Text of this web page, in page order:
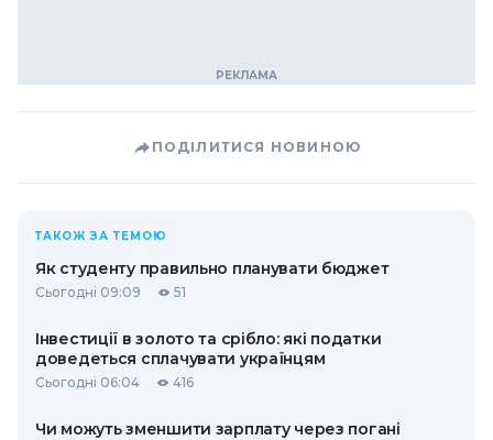
ПОДІЛИТИСЯ НОВИНОЮ
ТАКОЖ ЗА ТЕМОЮ
Як студенту правильно планувати бюджет
Сьогодні 09:09 51
Інвестиції в золото та срібло: які податки
доведеться сплачувати українцям
Сьогодні 06:04 416
Чи можуть зменшити зарплату через погані